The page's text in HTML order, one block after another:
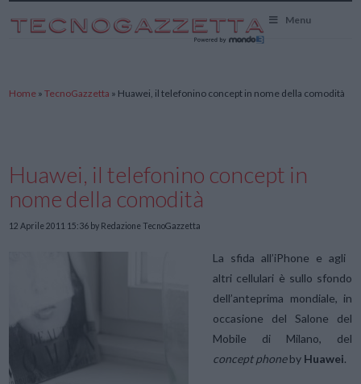
Menu
Home »TecnoGazzetta » Huawei, il telefonino concept in nome della comodità
Huawei, il telefonino concept in
nome della comodità
12 Aprile 2011 15:36 by Redazione TecnoGazzetta
La sfida all’iPhone e agli
altri cellulari è sullo sfondo
dell’anteprima mondiale, in
occasione del Salone del
Mobile di Milano, del
concept phoneby Huawei.